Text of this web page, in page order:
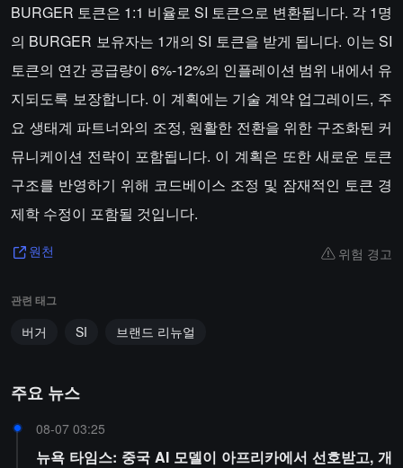
BURGER 토큰은 1:1 비율로 SI 토큰으로 변환됩니다. 각 1명
의 BURGER 보유자는 1개의 SI 토큰을 받게 됩니다. 이는 SI
토큰의 연간 공급량이 6%-12%의 인플레이션 범위 내에서 유
지되도록 보장합니다. 이 계획에는 기술 계약 업그레이드, 주
요 생태계 파트너와의 조정, 원활한 전환을 위한 구조화된 커
뮤니케이션 전략이 포함됩니다. 이 계획은 또한 새로운 토큰
구조를 반영하기 위해 코드베이스 조정 및 잠재적인 토큰 경
제학 수정이 포함될 것입니다.
원천 위험 경고
관련 태그
버거 SI 브랜드 리뉴얼
주요 뉴스
08-07 03:25
뉴욕 타임스: 중국 AI 모델이 아프리카에서 선호받고, 개